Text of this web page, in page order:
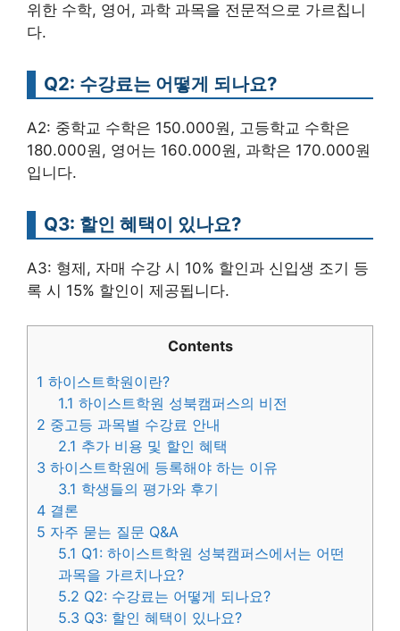
위한 수학, 영어, 과학 과목을 전문적으로 가르칩니
다.
Q2: 수강료는 어떻게 되나요?
A2: 중학교 수학은 150.000원, 고등학교 수학은
180.000원, 영어는 160.000원, 과학은 170.000원
입니다.
Q3: 할인 혜택이 있나요?
A3: 형제, 자매 수강 시 10% 할인과 신입생 조기 등
록 시 15% 할인이 제공됩니다.
Contents
1 하이스트학원이란?
1.1 하이스트학원 성북캠퍼스의 비전
2 중고등 과목별 수강료 안내
2.1 추가 비용 및 할인 혜택
3 하이스트학원에 등록해야 하는 이유
3.1 학생들의 평가와 후기
4 결론
5 자주 묻는 질문 Q&A
5.1 Q1: 하이스트학원 성북캠퍼스에서는 어떤
과목을 가르치나요?
5.2 Q2: 수강료는 어떻게 되나요?
5.3 Q3: 할인 혜택이 있나요?